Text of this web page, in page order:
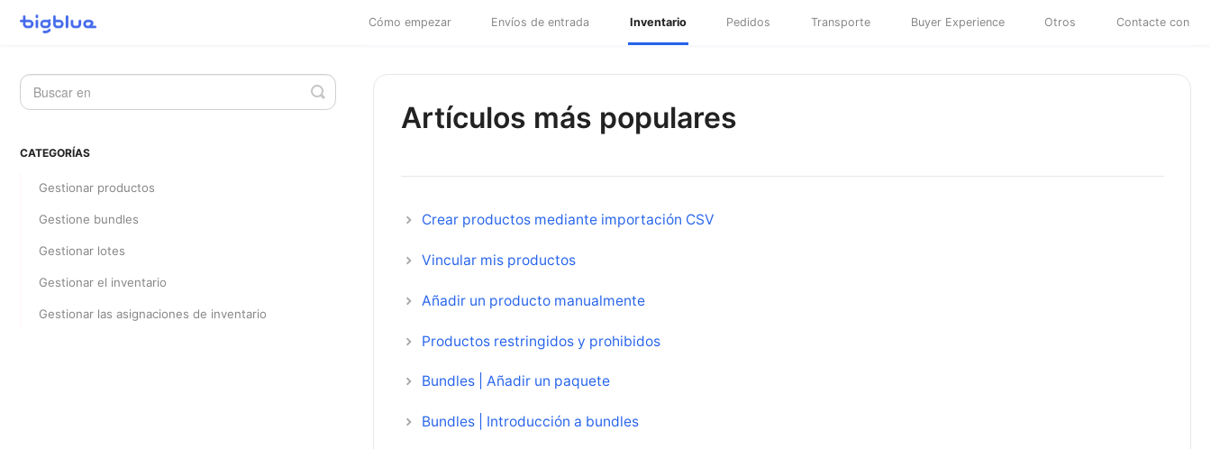
Cómo empezar Envíos de entrada Inventario Pedidos Transporte Buyer Experience Otros Contacte con
Artículos más populares
Crear productos mediante importación CSV
Vincular mis productos
Añadir un producto manualmente
Productos restringidos y prohibidos
Bundles | Añadir un paquete
Bundles | Introducción a bundles
Alternar
la
CATEGORÍAS
Gestionar productos
Gestione bundles
Gestionar lotes
Gestionar el inventario
Gestionar las asignaciones de inventario